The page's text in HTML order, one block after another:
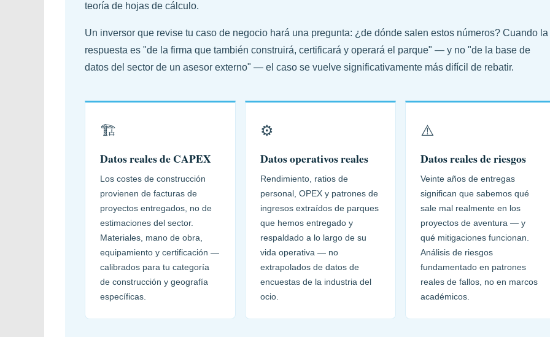
teoría de hojas de cálculo.
Un inversor que revise tu caso de negocio hará una pregunta: ¿de dónde salen estos números? Cuando la
respuesta es "de la firma que también construirá, certificará y operará el parque" — y no "de la base de
datos del sector de un asesor externo" — el caso se vuelve significativamente más difícil de rebatir.
🏗️
Datos reales de CAPEX
Los costes de construcción
provienen de facturas de
proyectos entregados, no de
estimaciones del sector.
Materiales, mano de obra,
equipamiento y certificación —
calibrados para tu categoría
de construcción y geografía
específicas.
⚙️
Datos operativos reales
Rendimiento, ratios de
personal, OPEX y patrones de
ingresos extraídos de parques
que hemos entregado y
respaldado a lo largo de su
vida operativa — no
extrapolados de datos de
encuestas de la industria del
ocio.
⚠️
Datos reales de riesgos
Veinte años de entregas
significan que sabemos qué
sale mal realmente en los
proyectos de aventura — y
qué mitigaciones funcionan.
Análisis de riesgos
fundamentado en patrones
reales de fallos, no en marcos
académicos.